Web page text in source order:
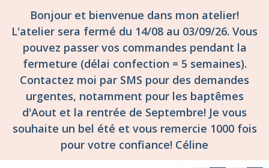
Bonjour et bienvenue dans mon atelier!
L'atelier sera fermé du 14/08 au 03/09/26. Vous
pouvez passer vos commandes pendant la
fermeture (délai confection = 5 semaines).
Contactez moi par SMS pour des demandes
urgentes, notamment pour les baptêmes
d'Aout et la rentrée de Septembre! Je vous
souhaite un bel été et vous remercie 1000 fois
pour votre confiance! Céline